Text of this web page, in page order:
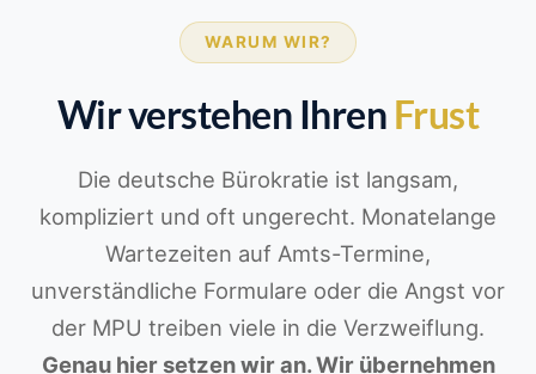
WARUM WIR?
Wir verstehen Ihren Frust
Die deutsche Bürokratie ist langsam,
kompliziert und oft ungerecht. Monatelange
Wartezeiten auf Amts-Termine,
unverständliche Formulare oder die Angst vor
der MPU treiben viele in die Verzweiflung.
Genau hier setzen wir an. Wir übernehmen